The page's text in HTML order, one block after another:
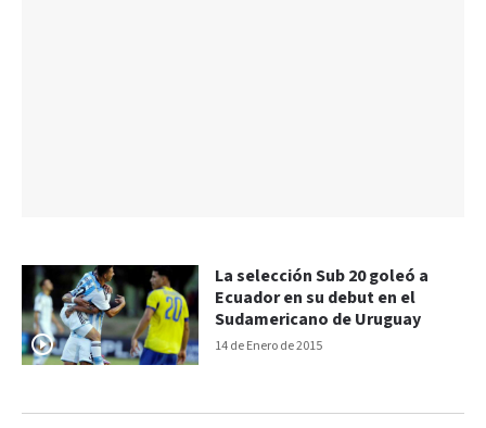
14 de Enero de 2015
La selección Sub 20 goleó a
Ecuador en su debut en el
Sudamericano de Uruguay